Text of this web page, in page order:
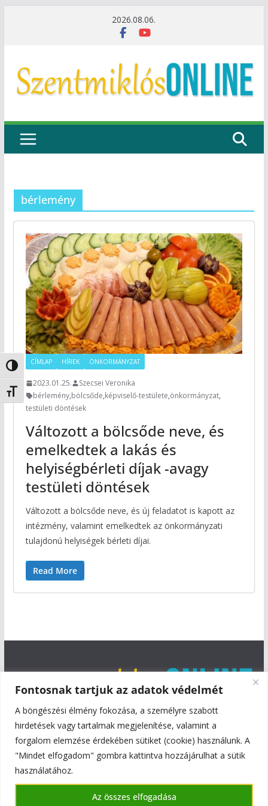
Fontosnak tartjuk az adatok védelmét
A böngészési élmény fokozása, a személyre szabott
hirdetések vagy tartalmak megjelenítése, valamint a
forgalom elemzése érdekében sütiket (cookie) használunk. A
"Mindet elfogadom" gombra kattintva hozzájárulhat a sütik
használatához.
Az összes elfogadása
Nagy kontraszt váltása
Betűméret váltása
2026.08.06.
bérlemény
CÍMLAP HÍREK ÖNKORMÁNYZAT
2023.01.25.
Szecsei Veronika
bérlemény,bölcsőde,képviselő-testülete,önkormányzat,
testületi döntések
Változott a bölcsőde neve, és
emelkedtek a lakás és
helyiségbérleti díjak -avagy
testületi döntések
Változott a bölcsőde neve, és új feladatot is kapott az
intézmény, valamint emelkedtek az önkormányzati
tulajdonú helyiségek bérleti díjai.
Read More
Copyright © 2026Szentmiklós Online